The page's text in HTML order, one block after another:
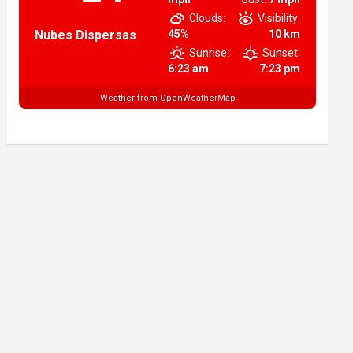
Nubes Dispersas
Clouds:
45%
Visibility:
10 km
Sunrise:
6:23 am
Sunset:
7:23 pm
Weather from OpenWeatherMap